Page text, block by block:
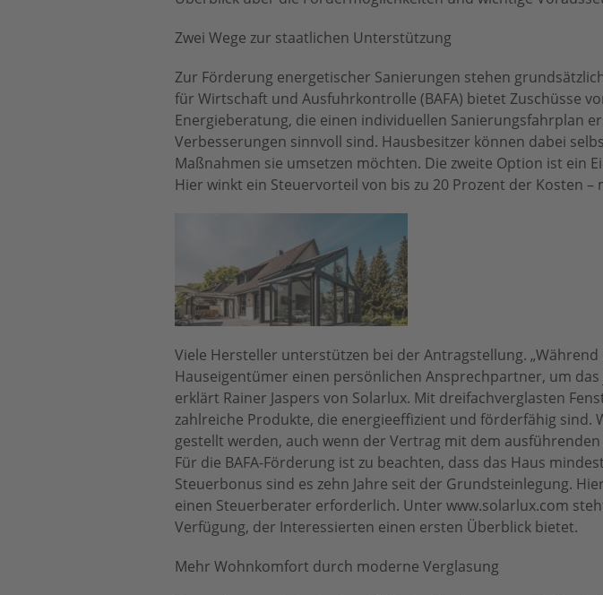
Zwei Wege zur staatlichen Unterstützung
Zur Förderung energetischer Sanierungen stehen
für Wirtschaft und Ausfuhrkontrolle (BAFA) bietet Zuschüsse
Energieberatung, die einen individuellen Sanierungsfahrplan
Verbesserungen sinnvoll sind. Hausbesitzer können dabei
Maßnahmen sie umsetzen möchten. Die zweite Option ist ein
Hier winkt ein Steuervorteil von bis zu 20 Prozent der Kosten
Viele Hersteller unterstützen bei der Antragstellung. „Während
Hauseigentümer einen persönlichen Ansprechpartner, um
erklärt Rainer Jaspers von Solarlux. Mit dreifachverglasten
zahlreiche Produkte, die energieeffizient und förderfähig sind.
gestellt werden, auch wenn der Vertrag mit dem
Für die BAFA-Förderung ist zu beachten, dass das Haus
Steuerbonus sind es zehn Jahre seit der Grundsteinlegung.
einen Steuerberater erforderlich. Unter www.solarlux.com
Verfügung, der Interessierten einen ersten Überblick bietet.
Mehr Wohnkomfort durch moderne Verglasung